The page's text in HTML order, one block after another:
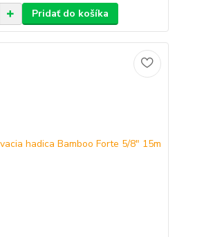
Pridať do košíka